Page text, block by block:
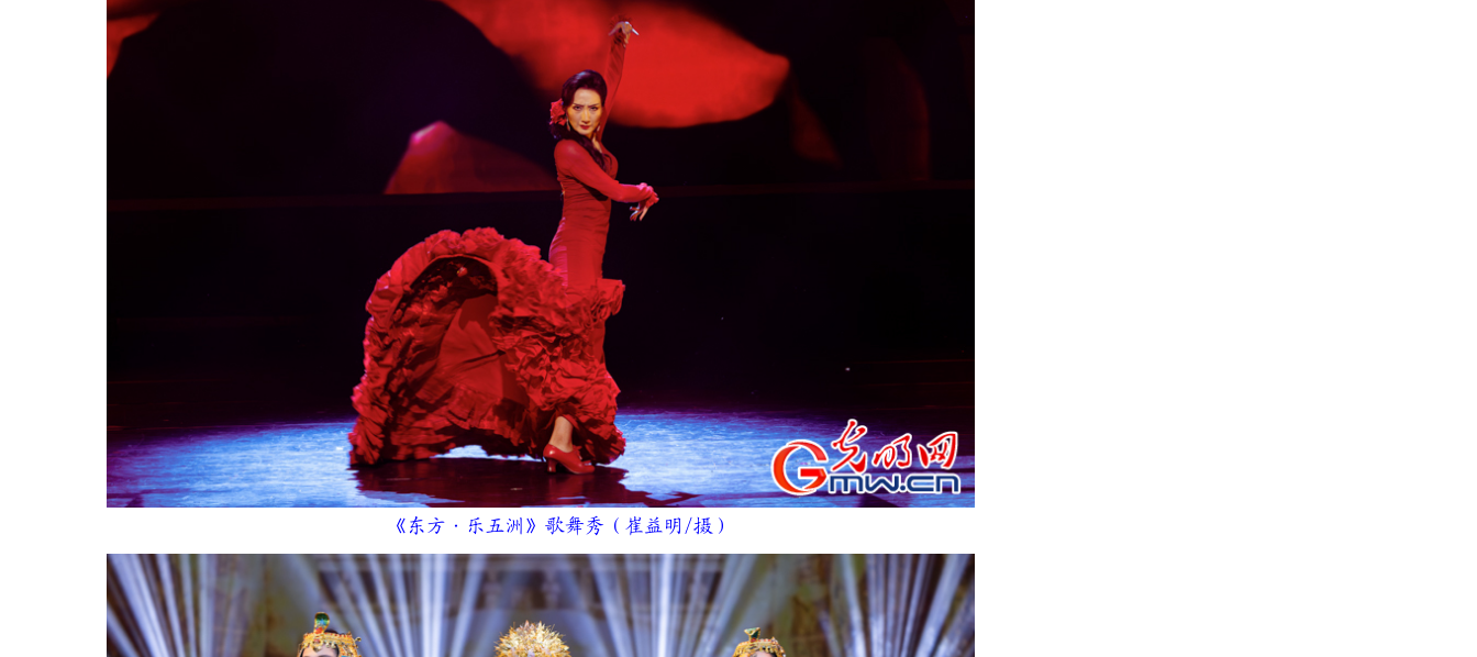
《东方·乐五洲》歌舞秀（崔益明/摄）